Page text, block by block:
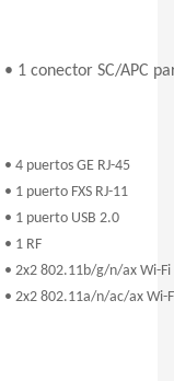
• 1 conector SC/APC
• 4 puertos GE RJ-45
• 1 puerto FXS RJ-11
• 1 puerto USB 2.0
• 1 RF
• 2x2 802.11b/g/n/ax Wi-
• 2x2 802.11a/n/ac/ax Wi-